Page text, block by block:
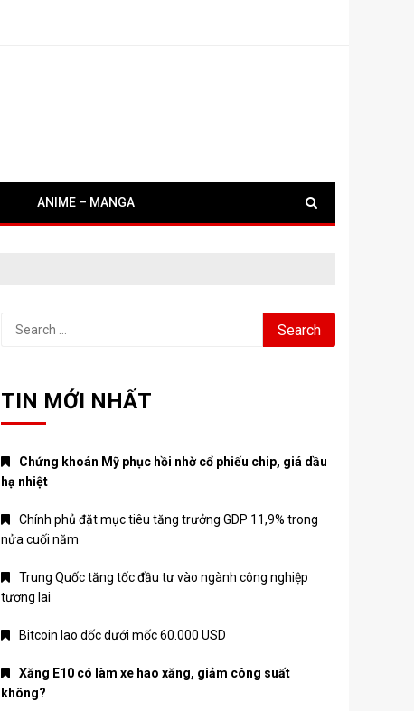
ANIME – MANGA
Search
TIN MỚI NHẤT
Chứng khoán Mỹ phục hồi nhờ cổ phiếu chip, giá dầu
hạ nhiệt
Chính phủ đặt mục tiêu tăng trưởng GDP 11,9% trong
nửa cuối năm
Trung Quốc tăng tốc đầu tư vào ngành công nghiệp
tương lai
Bitcoin lao dốc dưới mốc 60.000 USD
Xăng E10 có làm xe hao xăng, giảm công suất
không?